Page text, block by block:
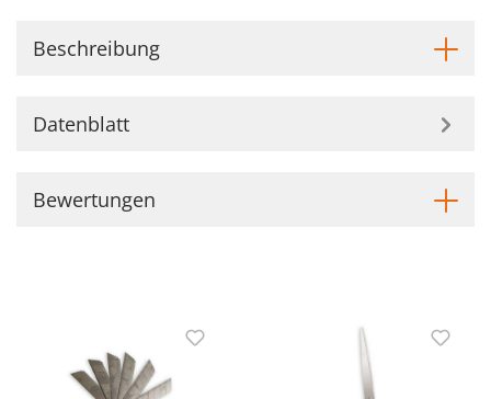
Beschreibung
Datenblatt
Bewertungen